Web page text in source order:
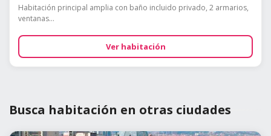
Habitación principal amplia con baño incluido privado, 2 armarios,
ventanas...
Ver habitación
Busca habitación en otras ciudades